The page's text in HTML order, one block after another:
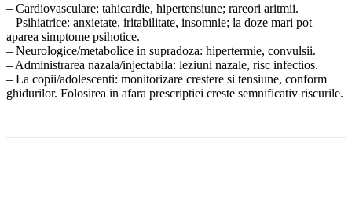
– Cardiovasculare: tahicardie, hipertensiune; rareori aritmii.
– Psihiatrice: anxietate, iritabilitate, insomnie; la doze mari pot
aparea simptome psihotice.
– Neurologice/metabolice in supradoza: hipertermie, convulsii.
– Administrarea nazala/injectabila: leziuni nazale, risc infectios.
– La copii/adolescenti: monitorizare crestere si tensiune, conform
ghidurilor. Folosirea in afara prescriptiei creste semnificativ riscurile.